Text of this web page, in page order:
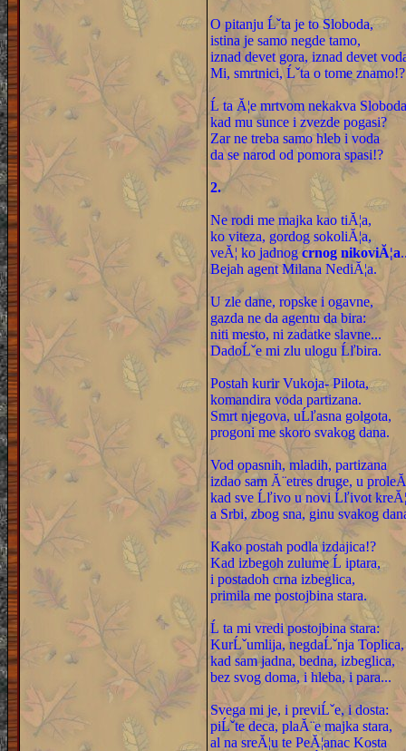
O pitanju Ĺˇta je to Sloboda,
istina je samo negde tamo,
iznad devet gora, iznad devet
Mi, smrtnici, Ĺˇta o tome znamo!?
Ĺ ta Ă¦e mrtvom nekakva
kad mu sunce i zvezde pogasi?
Zar ne treba samo hleb i voda
da se narod od pomora spasi!?
2.
Ne rodi me majka kao tiĂ¦a,
ko viteza, gordog sokoliĂ¦a,
veĂ¦ ko jadnogcrnog nikoviĂ¦a
Bejah agent Milana NediĂ¦a.
U zle dane, ropske i ogavne,
gazda ne da agentu da bira:
niti mesto, ni zadatke slavne...
DadoĹˇe mi zlu ulogu Ĺľbira.
Postah kurir Vukoja- Pilota,
komandira voda partizana.
Smrt njegova, uĹľasna golgota,
progoni me skoro svakog dana.
Vod opasnih, mladih, partizana
izdao sam Ă¨etres druge, u
kad sve Ĺľivo u novi Ĺľivot
a Srbi, zbog sna, ginu svakog
Kako postah podla izdajica!?
Kad izbegoh zulume Ĺ iptara,
i postadoh crna izbeglica,
primila me postojbina stara.
Ĺ ta mi vredi postojbina stara:
KurĹˇumlija, negdaĹˇnja Toplica,
kad sam jadna, bedna, izbeglica,
bez svog doma, i hleba, i para...
Svega mi je, i previĹˇe, i dosta:
piĹˇte deca, plaĂ¨e majka stara,
al na sreĂ¦u te PeĂ¦anac Kosta